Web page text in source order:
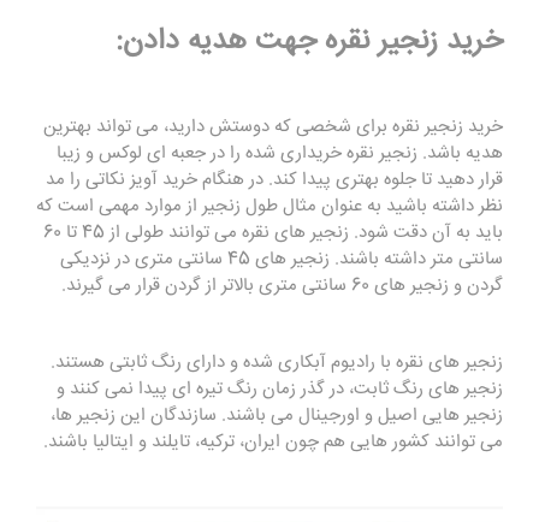
خرید زنجیر نقره جهت هدیه دادن:
خرید زنجیر نقره برای شخصی که دوستش دارید، می تواند بهترین
هدیه باشد. زنجیر نقره خریداری شده را در جعبه ای لوکس و زیبا
قرار دهید تا جلوه بهتری پیدا کند. در هنگام خرید آویز نکاتی را مد
نظر داشته باشید به عنوان مثال طول زنجیر از موارد مهمی است که
باید به آن دقت شود. زنجیر های نقره می توانند طولی از 45 تا 60
سانتی متر داشته باشند. زنجیر های 45 سانتی متری در نزدیکی
گردن و زنجیر های 60 سانتی متری بالاتر از گردن قرار می گیرند.
زنجیر های نقره با رادیوم آبکاری شده و دارای رنگ ثابتی هستند.
زنجیر های رنگ ثابت، در گذر زمان رنگ تیره ای پیدا نمی کنند و
زنجیر هایی اصیل و اورجینال می باشند. سازندگان این زنجیر ها،
می توانند کشور هایی هم چون ایران، ترکیه، تایلند و ایتالیا باشند.